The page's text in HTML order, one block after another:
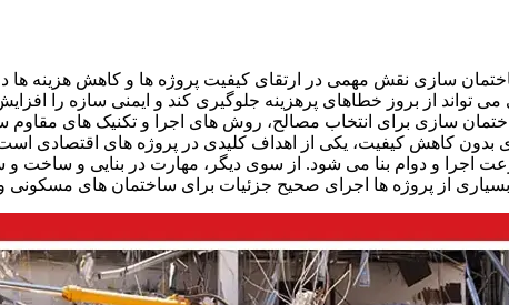
سازی نقش مهمی در ارتقای کیفیت پروژه ها و کاهش هزینه ها
تواند از بروز خطاهای پرهزینه جلوگیری کند و ایمنی سازه را
سازی برای انتخاب مصالح، روش های اجرا و تکنیک های
بدون کاهش کیفیت، یکی از اهداف کلیدی در پروژه های اقتصادی
و دوام بنا می شود. از سوی دیگر، مهارت در بنایی و ساخت و